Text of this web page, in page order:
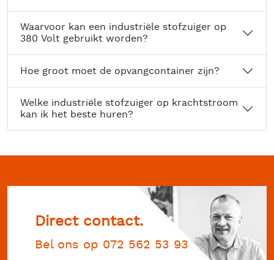
Waarvoor kan een industriële stofzuiger op
380 Volt gebruikt worden?
Hoe groot moet de opvangcontainer zijn?
Welke industriële stofzuiger op krachtstroom
kan ik het beste huren?
Direct contact.
Bel ons op 072 562 53 93